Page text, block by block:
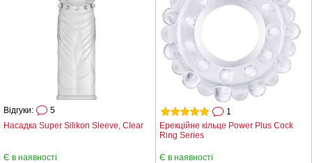
Насадка Super Silikon Sleeve, Clear
Відгуки: 5
Є в наявності
Ерекційне кільце Power Plus Cock
Ring Series
1
Є в наявності